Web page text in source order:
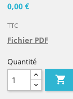
0,00 €
TTC
Fichier PDF
Quantité
